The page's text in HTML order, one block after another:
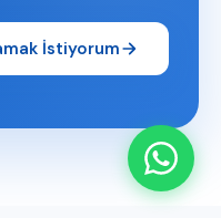
İstiyorum